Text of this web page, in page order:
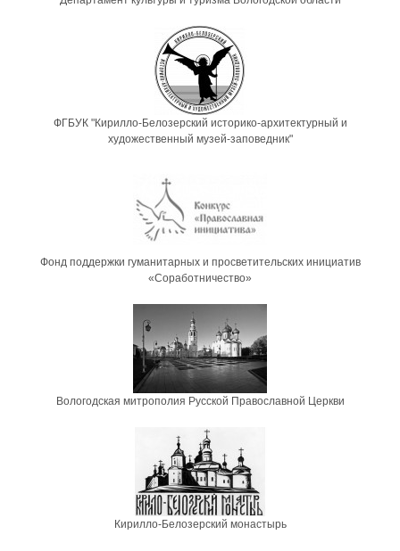
ФГБУК "Кирилло-Белозерский историко-архитектурный и
художественный музей-заповедник"
Фонд поддержки гуманитарных и просветительских инициатив
«Соработничество»
Вологодская митрополия Русской Православной Церкви
Кирилло-Белозерский монастырь